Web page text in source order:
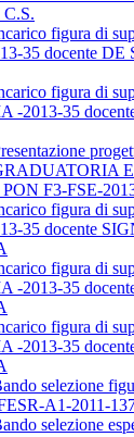
figura di
35 docente DE
figura di
-2013-35
F3-FSE-
figura di
35 docente
figura di
-2013-35
figura di
-2013-35
selezione
A1-2011-
selezione